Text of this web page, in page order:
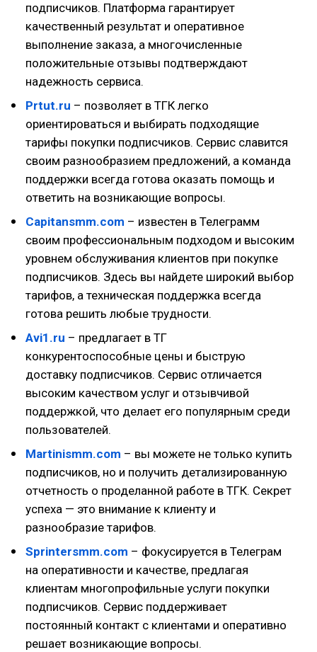
подписчиков. Платформа гарантирует
качественный результат и оперативное
выполнение заказа, а многочисленные
положительные отзывы подтверждают
надежность сервиса.
Prtut.ru – позволяет в ТГК легко
ориентироваться и выбирать подходящие
тарифы покупки подписчиков. Сервис славится
своим разнообразием предложений, а команда
поддержки всегда готова оказать помощь и
ответить на возникающие вопросы.
Capitansmm.com – известен в Телеграмм
своим профессиональным подходом и высоким
уровнем обслуживания клиентов при покупке
подписчиков. Здесь вы найдете широкий выбор
тарифов, а техническая поддержка всегда
готова решить любые трудности.
Avi1.ru – предлагает в ТГ
конкурентоспособные цены и быструю
доставку подписчиков. Сервис отличается
высоким качеством услуг и отзывчивой
поддержкой, что делает его популярным среди
пользователей.
Martinismm.com – вы можете не только купить
подписчиков, но и получить детализированную
отчетность о проделанной работе в ТГК. Секрет
успеха — это внимание к клиенту и
разнообразие тарифов.
Sprintersmm.com – фокусируется в Телеграм
на оперативности и качестве, предлагая
клиентам многопрофильные услуги покупки
подписчиков. Сервис поддерживает
постоянный контакт с клиентами и оперативно
решает возникающие вопросы.